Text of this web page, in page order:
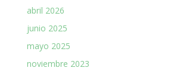
abril 2026
junio 2025
mayo 2025
noviembre 2023